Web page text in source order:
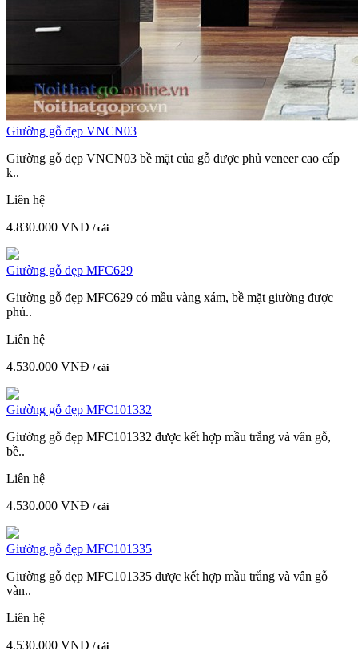
Giường gỗ đẹp VNCN03
Giường gỗ đẹp VNCN03 bề mặt của gỗ được phủ veneer cao cấp
k..
Liên hệ
4.830.000 VNĐ / cái
Giường gỗ đẹp MFC629
Giường gỗ đẹp MFC629 có mầu vàng xám, bề mặt giường được
phủ..
Liên hệ
4.530.000 VNĐ / cái
Giường gỗ đẹp MFC101332
Giường gỗ đẹp MFC101332 được kết hợp mầu trắng và vân gỗ,
bề..
Liên hệ
4.530.000 VNĐ / cái
Giường gỗ đẹp MFC101335
Giường gỗ đẹp MFC101335 được kết hợp mầu trắng và vân gỗ
vàn..
Liên hệ
4.530.000 VNĐ / cái